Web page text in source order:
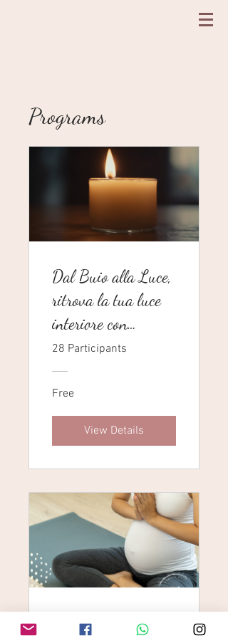
Programs
Dal Buio alla Luce,
ritrova la tua luce
interiore con
l'arteterapia
28 Participants
Free
View Details
Lezione Gratuita di